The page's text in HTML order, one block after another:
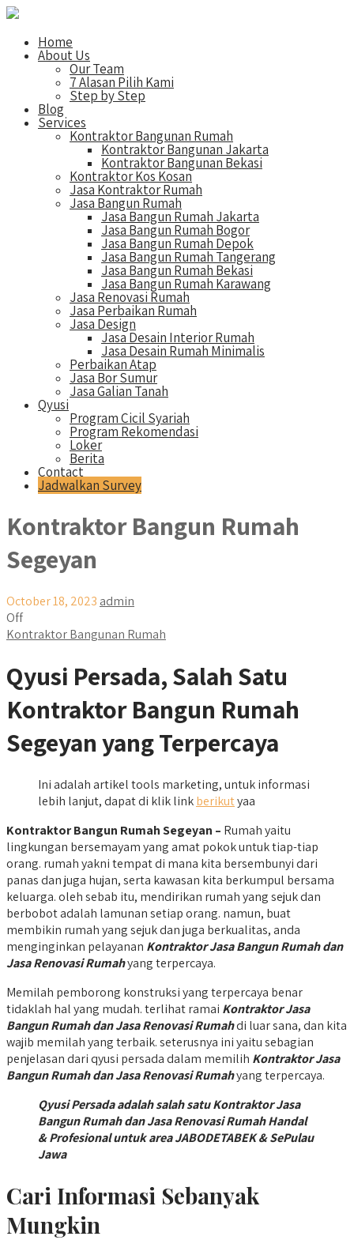
Home
About Us
Our Team
7 Alasan Pilih Kami
Step by Step
Blog
Services
Kontraktor Bangunan Rumah
Kontraktor Bangunan Jakarta
Kontraktor Bangunan Bekasi
Kontraktor Kos Kosan
Jasa Kontraktor Rumah
Jasa Bangun Rumah
Jasa Bangun Rumah Jakarta
Jasa Bangun Rumah Bogor
Jasa Bangun Rumah Depok
Jasa Bangun Rumah Tangerang
Jasa Bangun Rumah Bekasi
Jasa Bangun Rumah Karawang
Jasa Renovasi Rumah
Jasa Perbaikan Rumah
Jasa Design
Jasa Desain Interior Rumah
Jasa Desain Rumah Minimalis
Perbaikan Atap
Jasa Bor Sumur
Jasa Galian Tanah
Qyusi
Program Cicil Syariah
Program Rekomendasi
Loker
Berita
Contact
Jadwalkan Survey
Kontraktor Bangun Rumah
Segeyan
October 18, 2023 admin
Off
Kontraktor Bangunan Rumah
Qyusi Persada, Salah Satu
Kontraktor Bangun Rumah
Segeyan yang Terpercaya
Ini adalah artikel tools marketing, untuk informasi
lebih lanjut, dapat di klik linkberikutyaa
Kontraktor Bangun Rumah Segeyan – Rumah yaitu
lingkungan bersemayam yang amat pokok untuk tiap-tiap
orang. rumah yakni tempat di mana kita bersembunyi dari
panas dan juga hujan, serta kawasan kita berkumpul bersama
keluarga. oleh sebab itu, mendirikan rumah yang sejuk dan
berbobot adalah lamunan setiap orang. namun, buat
membikin rumah yang sejuk dan juga berkualitas, anda
menginginkan pelayanan Kontraktor Jasa Bangun Rumah dan
Jasa Renovasi Rumahyang terpercaya.
Memilah pemborong konstruksi yang terpercaya benar
tidaklah hal yang mudah. terlihat ramai Kontraktor Jasa
Bangun Rumah dan Jasa Renovasi Rumahdi luar sana, dan kita
wajib memilah yang terbaik. seterusnya ini yaitu sebagian
penjelasan dari qyusi persada dalam memilih Kontraktor Jasa
Bangun Rumah dan Jasa Renovasi Rumahyang terpercaya.
Qyusi Persada adalah salah satu Kontraktor Jasa
Bangun Rumah dan Jasa Renovasi Rumah Handal
& Profesional untuk area JABODETABEK & SePulau
Jawa
Cari Informasi Sebanyak
Mungkin